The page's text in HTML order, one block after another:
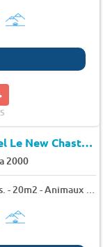
Résidence Hôtel Le New Chastillon*
2000
Studio - TV - 2 pers. - 20m2 - Animaux admis